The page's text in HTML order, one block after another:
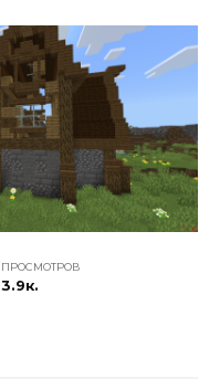
ПРОСМОТРОВ
3.9к.